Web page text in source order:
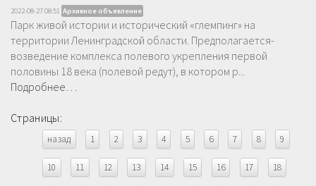
2022-08-27 08:51 Архивное объявление
Парк живой истории и исторический «глемпинг» на
территории Ленинградской области. Предполагается-
возведение комплекса полевого укрепления первой
половины 18 века (полевой редут), в котором р...
Подробнее…
Страницы:
назад 1 2 3 4 5 6 7 8 9
10 11 12 13 14 15 16 17 18